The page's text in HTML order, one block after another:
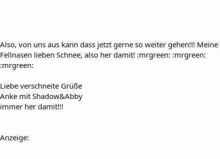
Also, von uns aus kann dass jetzt gerne so weiter gehen!!! Meine
Fellnasen lieben Schnee, also her damit! :mrgreen: :mrgreen:
:mrgreen:
Liebe verschneite Grüße
Anke mit Shadow&Abby
immer her damit!!!
Anzeige: